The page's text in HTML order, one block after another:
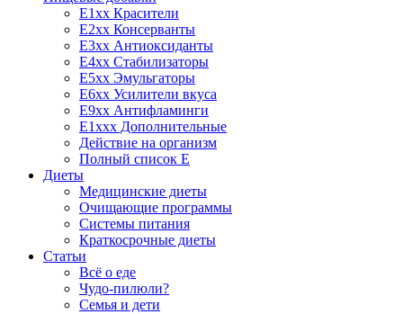
E1xx Красители
E2xx Консерванты
E3xx Антиоксиданты
E4xx Стабилизаторы
E5xx Эмульгаторы
E6xx Усилители вкуса
E9xx Антифламинги
E1xxx Дополнительные
Действие на организм
Полный список E
Диеты
Медицинские диеты
Очищающие программы
Системы питания
Краткосрочные диеты
Статьи
Всё о еде
Чудо-пилюли?
Семья и дети